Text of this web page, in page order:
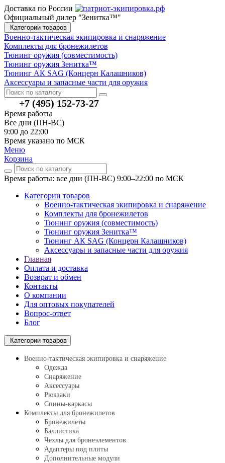
Доставка по России
Официальный дилер "Зенитка™"
Категории товаров
Военно-тактическая экипировка и снаряжение
Комплекты для бронежилетов
Тюнинг оружия (совместимость)
Тюнинг оружия Зенитка™
Тюнинг АК SAG (Концерн Калашников)
Аксессуары и запасные части для оружия
+7 (495) 152-73-27
Время работы
Все дни (ПН-ВС)
9:00 до 22:00
Время указано по МСК
Меню
Корзина
Время работы: все дни (ПН-ВС) 9:00–22:00 по МСК
Категории товаров
Военно-тактическая экипировка и снаряжение
Комплекты для бронежилетов
Тюнинг оружия (совместимость)
Тюнинг оружия Зенитка™
Тюнинг АК SAG (Концерн Калашников)
Аксессуары и запасные части для оружия
Главная
Оплата и доставка
Возврат и обмен
Контакты
О компании
Для оптовых покупателей
Вопрос-ответ
Блог
Категории товаров
Военно-тактическая экипировка и снаряжение
Одежда
Снаряжение
Аксессуары
Рюкзаки
Спины-каркасы
Комплекты для бронежилетов
Бронежилеты
Баллистика
Чехлы для бронеэлементов
Адаптеры под плиты
Дополнительные модули